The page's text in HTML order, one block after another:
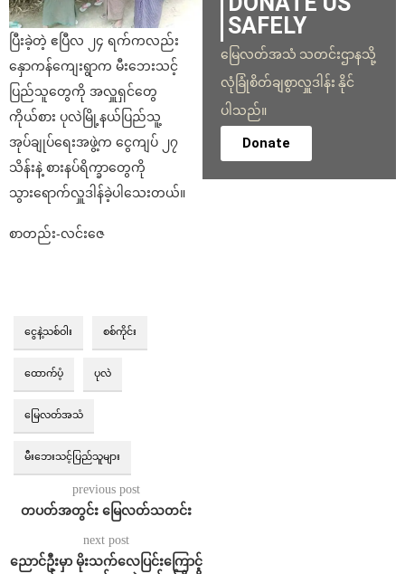
ပြီးခဲ့တဲ့ ဧပြီလ ၂၄ ရက်ကလည်း
နှောကန်ကျေးရွာက မီးဘေးသင့်
ပြည်သူတွေကို အလှူရှင်တွေ
ကိုယ်စား ပုလဲမြို့နယ်ပြည်သူ့
အုပ်ချုပ်ရေးအဖွဲ့က ငွေကျပ် ၂၇
သိန်းနဲ့ စားနပ်ရိက္ခာတွေကို
သွားရောက်လှူဒါန်ခဲ့ပါသေးတယ်။
စာတည်း-လင်းဇေ
ငွေနဲ့သစ်ဝါး စစ်ကိုင်း
ထောက်ပံ့ ပုလဲ
မြေလတ်အသံ
မီးဘေးသင့်ပြည်သူများ
previous post
တပတ်အတွင်း မြေလတ်သတင်း
next post
ညောင်ဦးမှာ မိုးသက်လေပြင်းကြောင့်
SAFELY
မြေလတ်အသံ သတင်းဌာနသို့
လုံခြုံစိတ်ချစွာလှူဒါန်း နိုင်
ပါသည်။
Donate